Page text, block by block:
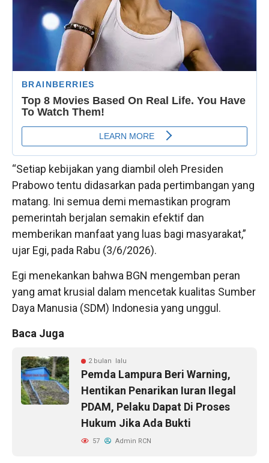
“Setiap kebijakan yang diambil oleh Presiden
Prabowo tentu didasarkan pada pertimbangan yang
matang. Ini semua demi memastikan program
pemerintah berjalan semakin efektif dan
memberikan manfaat yang luas bagi masyarakat,”
ujar Egi, pada Rabu (3/6/2026).
Egi menekankan bahwa BGN mengemban peran
yang amat krusial dalam mencetak kualitas Sumber
Daya Manusia (SDM) Indonesia yang unggul.
Baca Juga
2 bulan lalu
Pemda Lampura Beri Warning,
Hentikan Penarikan Iuran Ilegal
PDAM, Pelaku Dapat Di Proses
Hukum Jika Ada Bukti
57 Admin RCN